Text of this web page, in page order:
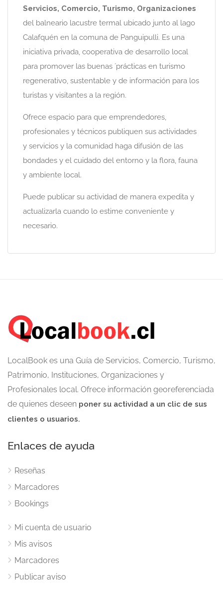
Servicios, Comercio, Turismo, Organizaciones
del balneario lacustre termal ubicado junto al lago
Calafquén en la comuna de Panguipulli. Es una
iniciativa privada, cooperativa de desarrollo local
para promover las buenas ´prácticas en turismo
regenerativo, sustentable y de información para los
turistas y visitantes a la región.
Ofrece espacio para que emprendedores,
profesionales y técnicos publiquen sus actividades
y servicios y la comunidad haga difusión de las
bondades y el cuidado del entorno y la flora, fauna
y ambiente local.
Puede publicar su actividad de manera expedita y
actualizarla cuando lo estime conveniente y
necesario.
LocalBook es una Guía de Servicios, Comercio, Turismo,
Patrimonio, Instituciones, Organizaciones y
Profesionales local. Ofrece información georeferenciada
de quienes deseen poner su actividad a un clic de sus
clientes o usuarios.
Enlaces de ayuda
Reseñas
Marcadores
Bookings
Mi cuenta de usuario
Mis avisos
Marcadores
Publicar aviso